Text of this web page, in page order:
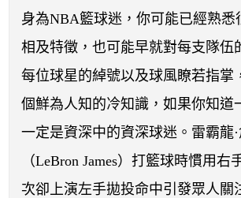
運彩教學專區
身為NBA籃球迷，你可能已經熟悉
相及特徵，也可能早就對每支隊伍
每位球星的綽號以及球風瞭若指掌
個鮮為人知的冷知識，如果你知道
一定是資深中的資深球迷。雷霸龍
（LeBron James）打籃球時慣用右
次卻上演左手拋投命中引發眾人關